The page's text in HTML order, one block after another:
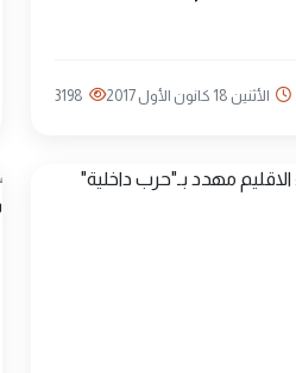
الأثنين 18 كانون الأول 2017 3198